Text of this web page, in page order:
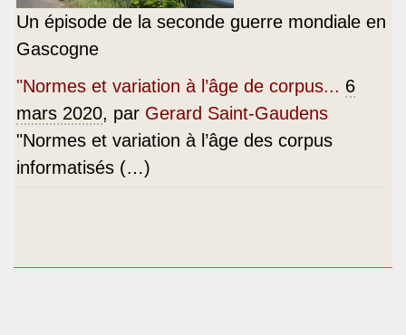
Un épisode de la seconde guerre mondiale en
Gascogne
"Normes et variation à l’âge de corpus... 6
mars 2020, par Gerard Saint-Gaudens
"Normes et variation à l’âge des corpus
informatisés (…)